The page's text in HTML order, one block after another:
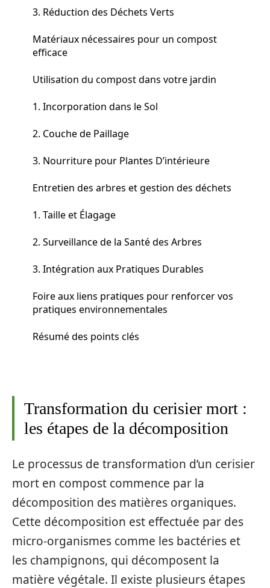
3. Réduction des Déchets Verts
Matériaux nécessaires pour un compost
efficace
Utilisation du compost dans votre jardin
1. Incorporation dans le Sol
2. Couche de Paillage
3. Nourriture pour Plantes D’intérieure
Entretien des arbres et gestion des déchets
1. Taille et Élagage
2. Surveillance de la Santé des Arbres
3. Intégration aux Pratiques Durables
Foire aux liens pratiques pour renforcer vos
pratiques environnementales
Résumé des points clés
Transformation du cerisier mort :
les étapes de la décomposition
Le processus de transformation d’un cerisier
mort en compost commence par la
décomposition des matières organiques.
Cette décomposition est effectuée par des
micro-organismes comme les bactéries et
les champignons, qui décomposent la
matière végétale. Il existe plusieurs étapes